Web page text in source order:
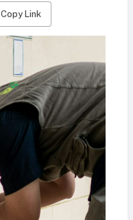
Copy Link